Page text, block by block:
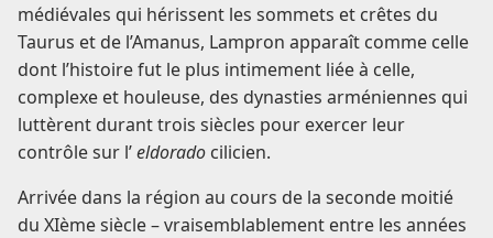
médiévales qui hérissent les sommets et crêtes du
Taurus et de l’Amanus, Lampron apparaît comme celle
dont l’histoire fut le plus intimement liée à celle,
complexe et houleuse, des dynasties arméniennes qui
luttèrent durant trois siècles pour exercer leur
contrôle sur l’eldorado cilicien.
Arrivée dans la région au cours de la seconde moitié
du XIème siècle – vraisemblablement entre les années